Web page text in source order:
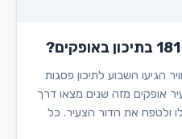
של חיל האוויר הגיעו השבוע לתיכון פסגות
אופקים מזה שנים מצאו דרך
ולטפח את הדור הצעיר. כל